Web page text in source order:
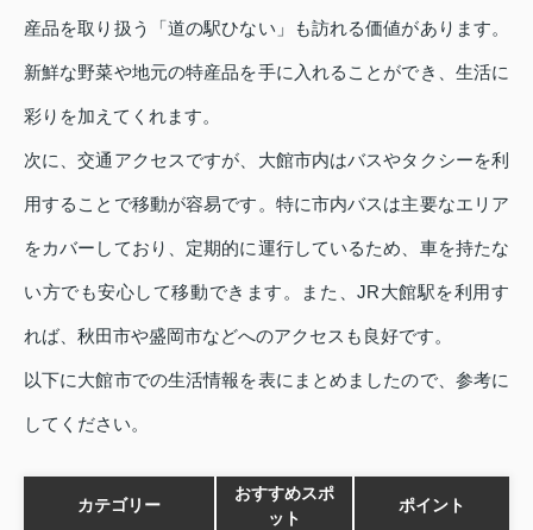
産品を取り扱う「道の駅ひない」も訪れる価値があります。
新鮮な野菜や地元の特産品を手に入れることができ、生活に
彩りを加えてくれます。
次に、交通アクセスですが、大館市内はバスやタクシーを利
用することで移動が容易です。特に市内バスは主要なエリア
をカバーしており、定期的に運行しているため、車を持たな
い方でも安心して移動できます。また、JR大館駅を利用す
れば、秋田市や盛岡市などへのアクセスも良好です。
以下に大館市での生活情報を表にまとめましたので、参考に
してください。
カテゴリー
おすすめスポ
ット
ポイント